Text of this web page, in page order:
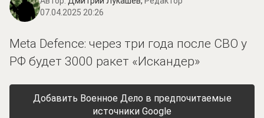
07.04.2025 20:26
Meta Defence: через три года после СВО у
РФ будет 3000 ракет «Искандер»
Добавить Военное Дело в предпочитаемые
источники Google